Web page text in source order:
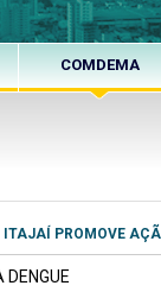
COMDEMA
ITAJAÍ PROMOVE